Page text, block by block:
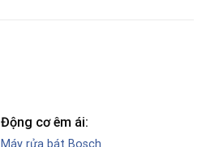
Động cơ êm ái:
Máy rửa bát Bosch